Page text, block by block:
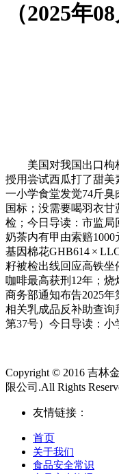
（2025年
美国对我国出口枸杞
授用尝试西瓜打了甜美
一小学食堂发觉74斤
国标；没需要喝羽衣甘
检；今日导读：市监局
奶茶内有甲由索赔
基因棉花GHB614 ×
籽被检出线回应高铁坐
咖啡最高获刑12年；烧
商务部通知布告2025
相关乳成品反补助查询
第37号）今日导读：小
Copyright © 2016 吉林
限公司.All Rights
友情链接：
首页
关于我们
食品安全常识